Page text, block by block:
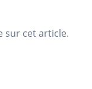
sur cet article.